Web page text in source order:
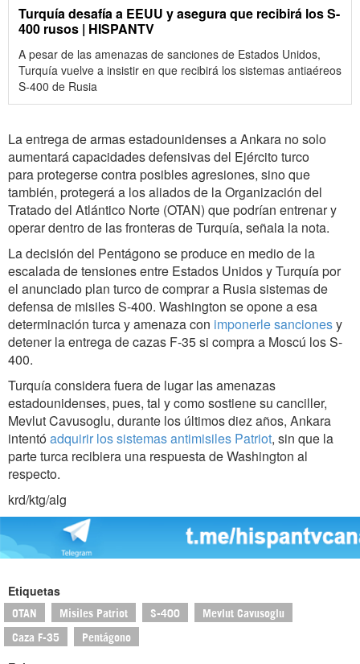
Turquía desafía a EEUU y asegura que recibirá los S-
400 rusos | HISPANTV
A pesar de las amenazas de sanciones de Estados Unidos,
Turquía vuelve a insistir en que recibirá los sistemas antiaéreos
S-400 de Rusia
La entrega de armas estadounidenses a Ankara no solo
aumentará capacidades defensivas del Ejército turco
para protegerse contra posibles agresiones, sino que
también, protegerá a los aliados de la Organización del
Tratado del Atlántico Norte (OTAN) que podrían entrenar y
operar dentro de las fronteras de Turquía, señala la nota.
La decisión del Pentágono se produce en medio de la
escalada de tensiones entre Estados Unidos y Turquía por
el anunciado plan turco de comprar a Rusia sistemas de
defensa de misiles S-400. Washington se opone a esa
determinación turca y amenaza con imponerle sancionesy
detener la entrega de cazas F-35 si compra a Moscú los S-
400.
Turquía considera fuera de lugar las amenazas
estadounidenses, pues, tal y como sostiene su canciller,
Mevlut Cavusoglu, durante los últimos diez años, Ankara
intentóadquirir los sistemas antimisiles Patriot, sin que la
parte turca recibiera una respuesta de Washington al
respecto.
krd/ktg/alg
Etiquetas
OTAN Misiles Patriot S-400 Mevlut Cavusoglu
Caza F-35 Pentágono